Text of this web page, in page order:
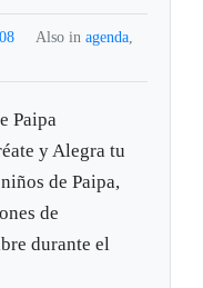
Also in agenda,
Paipa
y Alegra tu
de Paipa,
de
durante el